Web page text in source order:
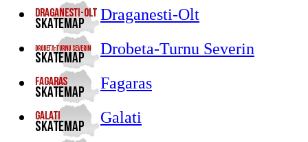
Draganesti-Olt
Drobeta-Turnu Severin
Fagaras
Galati